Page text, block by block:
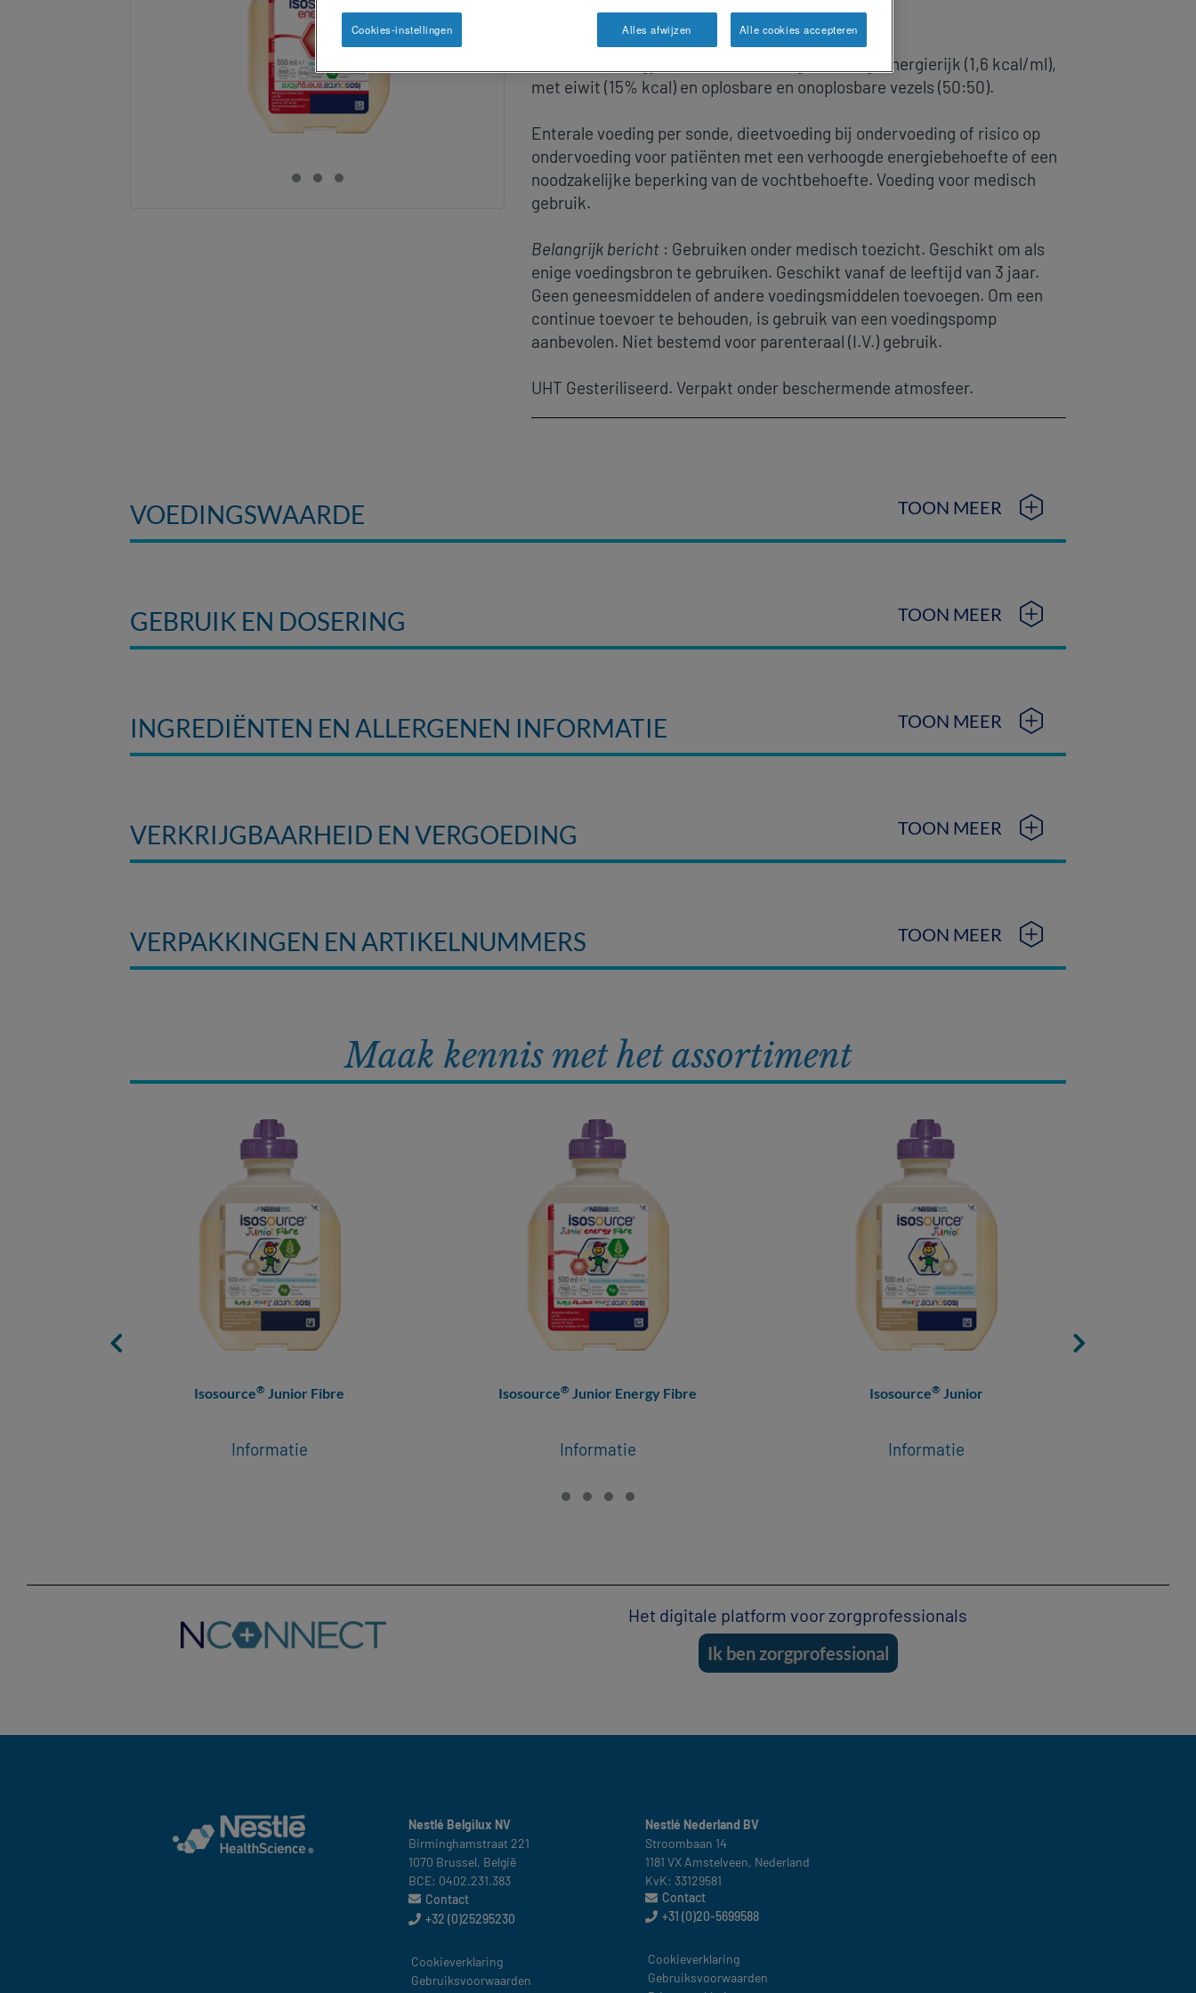
Isosource Energy Fibre is een volledige voeding, energierijk (1,6 kcal/ml),
met eiwit (15% kcal) en oplosbare en onoplosbare vezels (50:50).
Enterale voeding per sonde, dieetvoeding bij ondervoeding of risico op
ondervoeding voor patiënten met een verhoogde energiebehoefte of een
noodzakelijke beperking van de vochtbehoefte. Voeding voor medisch
gebruik.
Belangrijk bericht: Gebruiken onder medisch toezicht. Geschikt om als
enige voedingsbron te gebruiken. Geschikt vanaf de leeftijd van 3 jaar.
Geen geneesmiddelen of andere voedingsmiddelen toevoegen. Om een
continue toevoer te behouden, is gebruik van een voedingspomp
aanbevolen. Niet bestemd voor parenteraal (I.V.) gebruik.
UHT Gesteriliseerd. Verpakt onder beschermende atmosfeer.
VOEDINGSWAARDE TOON MEER
GEBRUIK EN DOSERING TOON MEER
INGREDIËNTEN EN ALLERGENEN INFORMATIE TOON MEER
VERKRIJGBAARHEID EN VERGOEDING TOON MEER
VERPAKKINGEN EN ARTIKELNUMMERS TOON MEER
Maak kennis met het assortiment
Isosource® Junior Fibre
Informatie
Isosource® Junior Energy Fibre
Informatie
Isosource® Junior
Informatie
Het digitale platform voor zorgprofessionals
Ik ben zorgprofessional
Nestlé Belgilux NV​
Birminghamstraat 221 ​
1070 Brussel, België​
BCE: 0402.231.383
Contact
+32 (0)25295230
België
Cookieverklaring​
Gebruiksvoorwaarden​
Nestlé Nederland BV
Stroombaan 14​
1181 VX Amstelveen, Nederland​
KvK: 33129581
Contact
+31 (0)20-5699588
Nederland
Cookieverklaring​
Gebruiksvoorwaarden ​
Alles afwijzen Alle cookies accepteren
Cookies-instellingen